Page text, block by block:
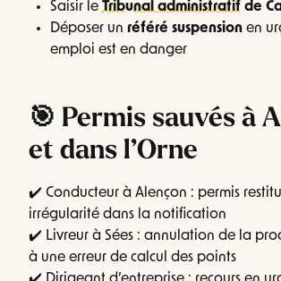
Saisir le Tribunal administratif de
Déposer un référé suspension en
emploi est en danger
🎯 Permis sauvés à
et dans l’Orne
✔️ Conducteur à Alençon : permis
irrégularité dans la notification
✔️ Livreur à Sées : annulation de la
à une erreur de calcul des points